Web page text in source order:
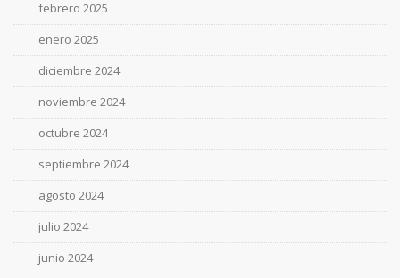
febrero 2025
enero 2025
diciembre 2024
noviembre 2024
octubre 2024
septiembre 2024
agosto 2024
julio 2024
junio 2024